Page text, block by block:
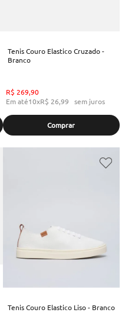
Tenis Couro Elastico Cruzado -
Branco
R$ 269,90
Em até10xR$ 26,99 sem juros
Comprar
Tenis Couro Elastico Liso - Branco